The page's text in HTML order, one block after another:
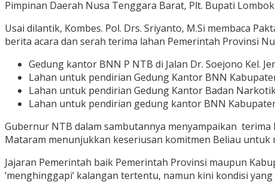
Pimpinan Daerah Nusa Tenggara Barat, Plt. Bupati
Usai dilantik, Kombes. Pol. Drs. Sriyanto, M.Si membaca
berita acara dan serah terima lahan Pemerintah Provinsi
Gedung kantor BNN P NTB di Jalan Dr. Soejono Kel.
Lahan untuk pendirian Gedung Kantor BNN
Lahan untuk pendirian Gedung Kantor Badan
Lahan untuk pendirian gedung kantor BNN
Gubernur NTB dalam sambutannya menyampaikan terima
Mataram menunjukkan keseriusan komitmen Beliau untuk
Jajaran Pemerintah baik Pemerintah Provinsi maupun
’menghinggapi’ kalangan tertentu, namun kini kondisi